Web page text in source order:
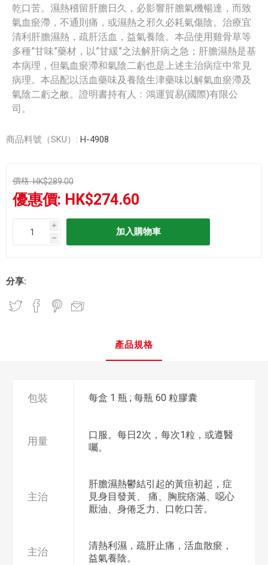
乾口苦。濕熱稽留肝膽日久，必影響肝膽氣機暢達，而致
氣血瘀滯，不通則痛，或濕熱之邪久必耗氣傷陰。治療宜
清利肝膽濕熱，疏肝活血，益氣養陰。本品使用雞骨草等
多種”甘味”藥材，以”甘緩”之法解肝病之急；肝膽濕熱是基
本病理，但氣血瘀滯和氣陰二虧也是上述主治病症中常見
病理。本品配以活血藥味及養陰生津藥味以解氣血瘀滯及
氣陰二虧之敝。證明書持有人﹕鴻運貿易(國際)有限公
司。
商品料號（SKU）: H-4908
價格:HK$289.00
優惠價: HK$274.60
i
h
分享:
產品規格
包裝 每盒 1 瓶 ; 每瓶 60 粒膠囊
用量
口服。每日2次，每次1粒，或遵醫
囑。
主治
肝膽濕熱鬱結引起的黃疸初起，症
見身目發黃、 痛、胸脘痞滿、噁心
厭油、身倦乏力、口乾口苦。
主治
清熱利濕，疏肝止痛，活血散瘀，
益氣養陰。